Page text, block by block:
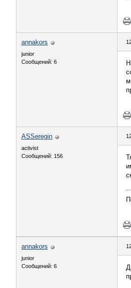
annakors
junior
Сообщений: 6
ASSeregin
activist
Сообщений: 156
annakors
junior
Сообщений: 6